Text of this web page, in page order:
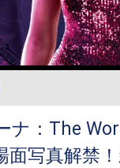
ナ：The
面写真解禁